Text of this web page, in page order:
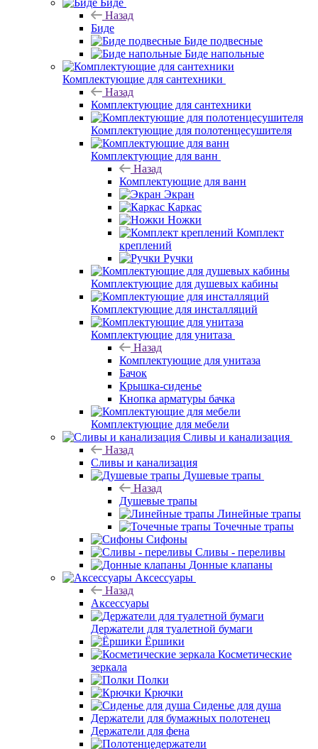
Биде
Назад
Биде
Биде подвесные
Биде напольные
Комплектующие для сантехники
Назад
Комплектующие для сантехники
Комплектующие для полотенцесушителя
Комплектующие для ванн
Назад
Комплектующие для ванн
Экран
Каркас
Ножки
Комплект
креплений
Ручки
Комплектующие для душевых кабины
Комплектующие для инсталляций
Комплектующие для унитаза
Назад
Комплектующие для унитаза
Бачок
Крышка-сиденье
Кнопка арматуры бачка
Комплектующие для мебели
Сливы и канализация
Назад
Сливы и канализация
Душевые трапы
Назад
Душевые трапы
Линейные трапы
Точечные трапы
Сифоны
Сливы - переливы
Донные клапаны
Аксессуары
Назад
Аксессуары
Держатели для туалетной бумаги
Ёршики
Косметические
зеркала
Полки
Крючки
Сиденье для душа
Держатели для бумажных полотенец
Держатели для фена